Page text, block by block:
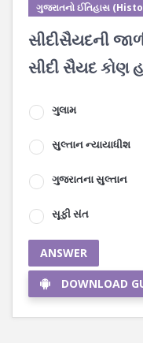
ગુજરાતનો ઈતિહાસ
સીદીસૈયદની
સીદી સૈયદ કોણ
ગુલામ
સુલ્તાન ન્યાયાધીશ
ગુજરાતના સુલ્તાન
સૂફી સંત
ANSWER
DOWNLOAD